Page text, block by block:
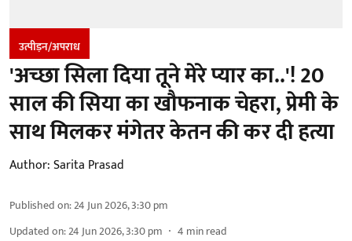
उत्पीड़न/अपराध
'अच्छा सिला दिया तूने मेरे प्यार का..'! 20
साल की सिया का खौफनाक चेहरा, प्रेमी के
साथ मिलकर मंगेतर केतन की कर दी हत्या
Author:Sarita Prasad
Published on:24 Jun 2026, 3:30 pm
Updated on:24 Jun 2026, 3:30 pm 4 min read